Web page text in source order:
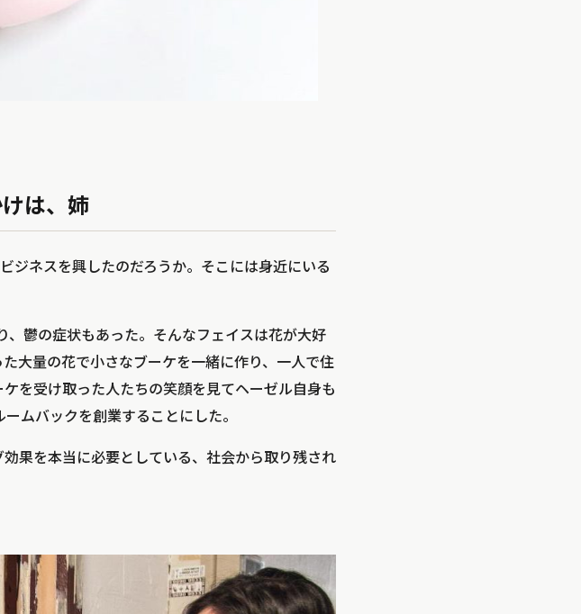
は、姉
ジネスを興したのだろうか。そこには身近にいる
鬱の症状もあった。そんなフェイスは花が大好
大量の花で小さなブーケを一緒に作り、一人で住
を受け取った人たちの笑顔を見てヘーゼル自身も
ムバックを創業することにした。
果を本当に必要としている、社会から取り残され